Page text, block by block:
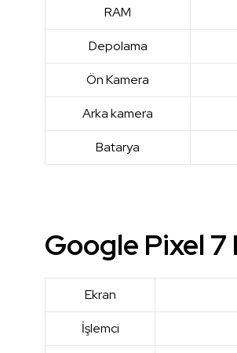
RAM
Depolama
Ön Kamera
Arka kamera
Batarya
Google Pixel
Ekran
İşlemci